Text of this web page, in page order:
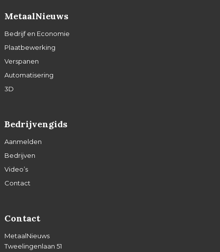
MetaalNieuws
Bedrijf en Economie
Plaatbewerking
Verspanen
Automatisering
3D
Bedrijvengids
Aanmelden
Bedrijven
Video’s
Contact
Contact
MetaalNieuws
Tweelingenlaan 51